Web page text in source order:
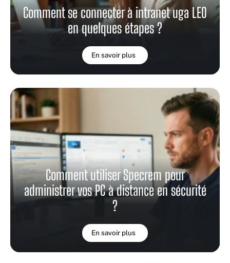
Comment se connecter à intranet uga LEO
en quelques étapes ?
En savoir plus
Comment utiliser Specrem pour
administrer vos PC à distance en sécurité
?
En savoir plus